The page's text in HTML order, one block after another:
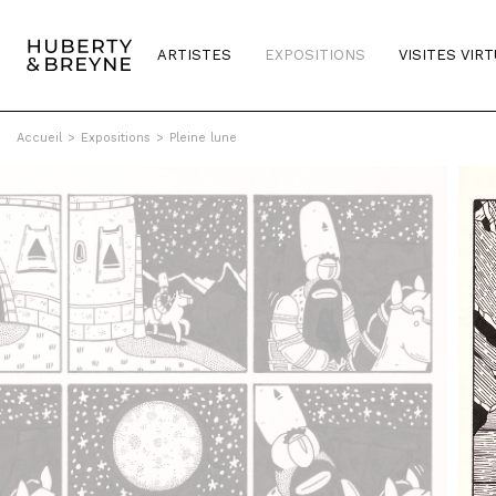
ARTISTES EXPOSITIONS VISITES
Accueil > Expositions > Pleine lune